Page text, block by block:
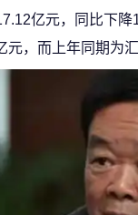
亿元，同比下
元，而上年同期为